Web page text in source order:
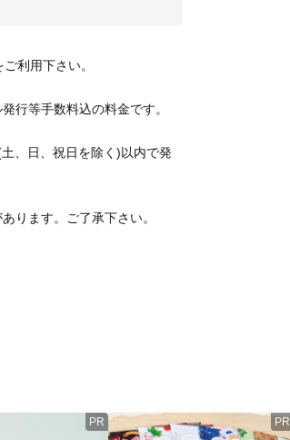
、日、祝日を除く)以内で発
ります。ご了承下さい。
PR PR